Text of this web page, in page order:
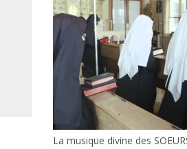
La musique divine des